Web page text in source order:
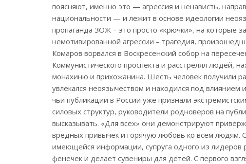
поясняют, именно это — агрессия и ненависть,
национальности — и лежит в основе идеологии
пропаганда ЗОЖ – это просто «крючки», на которые
немотивированной агрессии – трагедия,
Комаров ворвался в Воскресенский собор на
Коммунистического проспекта и расстрелял людей,
монахиню и прихожанина. Шесть человек получили
увлекался неоязычеством и находился под влиянием
чьи публикации в России уже признали
силовых структур, руководители родноверов на
высказывать. «Для всех» они демонстрируют
вредных привычек и горячую любовь ко всем людям.
имеющейся информации, супруга одного из лидеров
фенечек и делает сувениры для детей. С первого